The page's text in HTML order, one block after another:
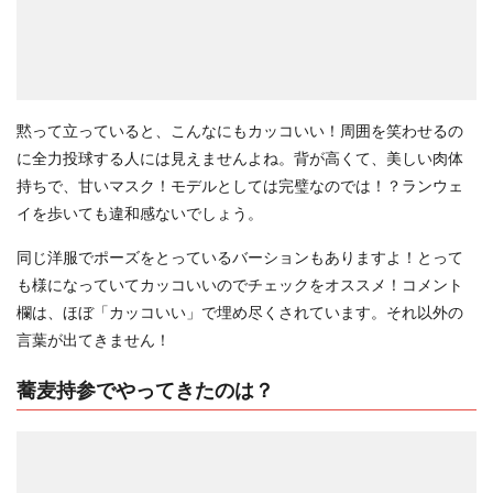
黙って立っていると、こんなにもカッコいい！周囲を笑わせるの
に全力投球する人には見えませんよね。背が高くて、美しい肉体
持ちで、甘いマスク！モデルとしては完璧なのでは！？ランウェ
イを歩いても違和感ないでしょう。
同じ洋服でポーズをとっているバーションもありますよ！とって
も様になっていてカッコいいのでチェックをオススメ！コメント
欄は、ほぼ「カッコいい」で埋め尽くされています。それ以外の
言葉が出てきません！
蕎麦持参でやってきたのは？